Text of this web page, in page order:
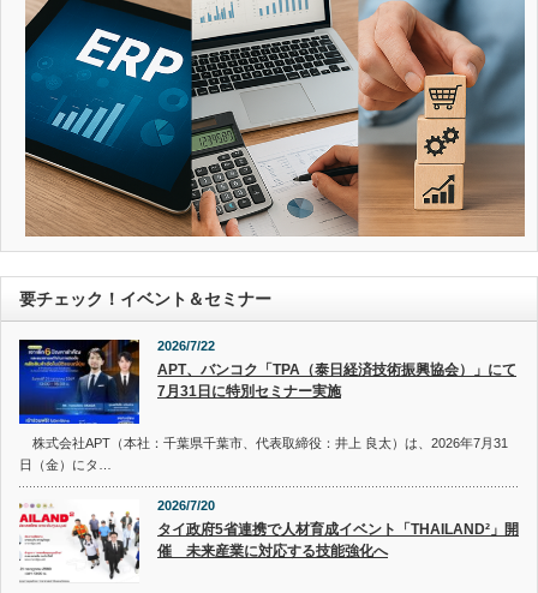
要チェック！イベント＆セミナー
2026/7/22
APT、バンコク「TPA（泰日経済技術振興協会）」にて
7月31日に特別セミナー実施
株式会社APT（本社：千葉県千葉市、代表取締役：井上 良太）は、2026年7月31
日（金）にタ…
2026/7/20
タイ政府5省連携で人材育成イベント「THAILAND²」開
催 未来産業に対応する技能強化へ